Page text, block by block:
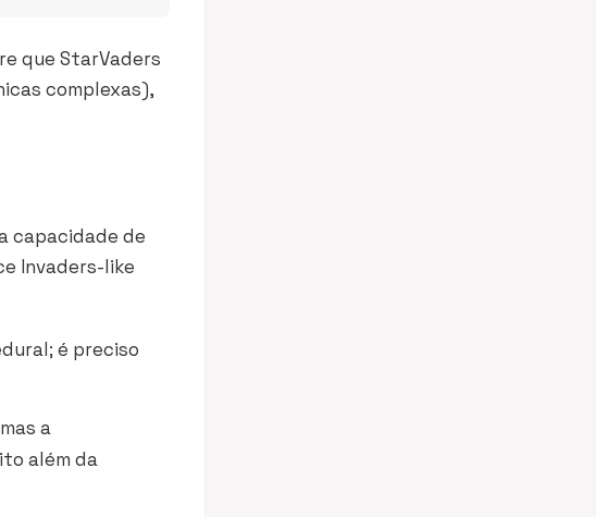
que StarVaders
complexas),
capacidade de
Invaders-like
é preciso
a
além da